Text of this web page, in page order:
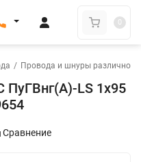
0
/ Провода и шнуры различного
ПуГВнг(А)-LS 1х95
Сравнение